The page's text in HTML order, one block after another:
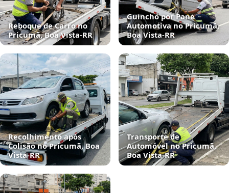
Reboque de Carro no
Pricumã, Boa Vista‑RR
Guincho por Pane
Automotiva no Pricumã,
Boa Vista‑RR
Recolhimento após
Colisão no Pricumã, Boa
Vista‑RR
Transporte de
Automóvel no Pricumã,
Boa Vista‑RR